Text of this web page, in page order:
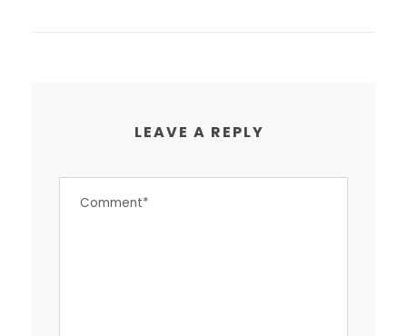
LEAVE A REPLY